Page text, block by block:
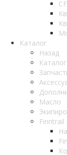
Каталог
Назад
Каталог
Масло
Finntrail